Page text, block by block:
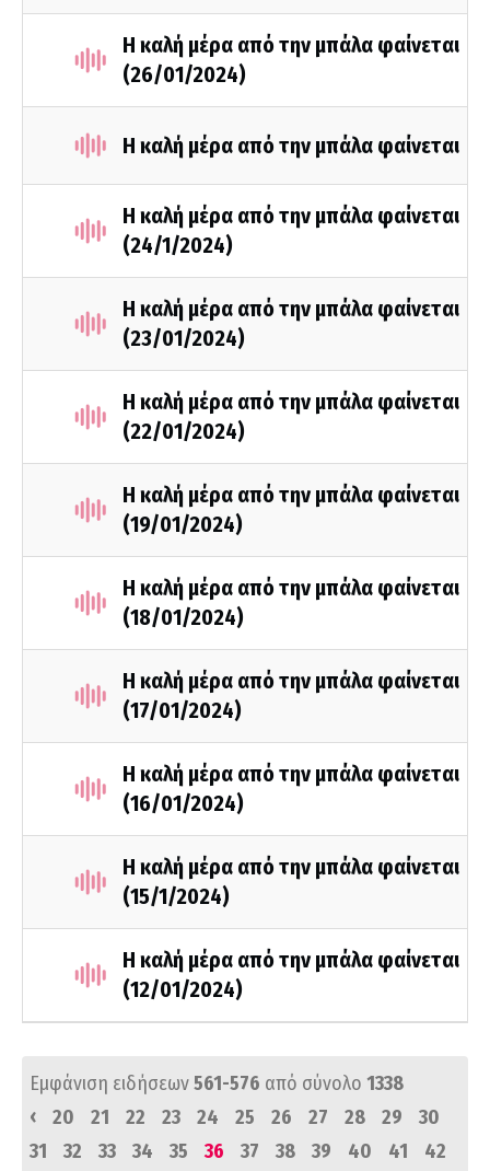
Η καλή μέρα από την μπάλα φαίνεται
(26/01/2024)
Η καλή μέρα από την μπάλα φαίνεται
Η καλή μέρα από την μπάλα φαίνεται
(24/1/2024)
H καλή μέρα από την μπάλα φαίνεται
(23/01/2024)
H καλή μέρα από την μπάλα φαίνεται
(22/01/2024)
H καλή μέρα από την μπάλα φαίνεται
(19/01/2024)
H καλή μέρα από την μπάλα φαίνεται
(18/01/2024)
Η καλή μέρα από την μπάλα φαίνεται
(17/01/2024)
H καλή μέρα από την μπάλα φαίνεται
(16/01/2024)
Η καλή μέρα από την μπάλα φαίνεται
(15/1/2024)
H καλή μέρα από την μπάλα φαίνεται
(12/01/2024)
Εμφάνιση ειδήσεων561-576 από σύνολο 1338
‹
20 21 22 23 24 25 26 27 28 29
30
31
32 33 34 35 36 37 38 39 40 41
42